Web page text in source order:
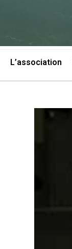
L’association